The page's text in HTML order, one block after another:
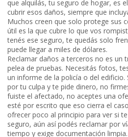
que alquilás, tu seguro de hogar, es
cubrir esos daños, siempre que
Muchos creen que solo protege sus
útil es la que cubre lo que vos
tenés ese seguro, te quedás solo
puede llegar a miles de dólares.
Reclamar daños a terceros no es un
pelea de pruebas. Necesitás fotos,
un informe de la policía o del edificio.
por tu culpa y te pide dinero, no
fuiste el afectado, no aceptes una
esté por escrito que eso cierra el
ofrecer poco al principio para ver si
seguro, aún así podés reclamar por
tiempo y exige documentación limpia.